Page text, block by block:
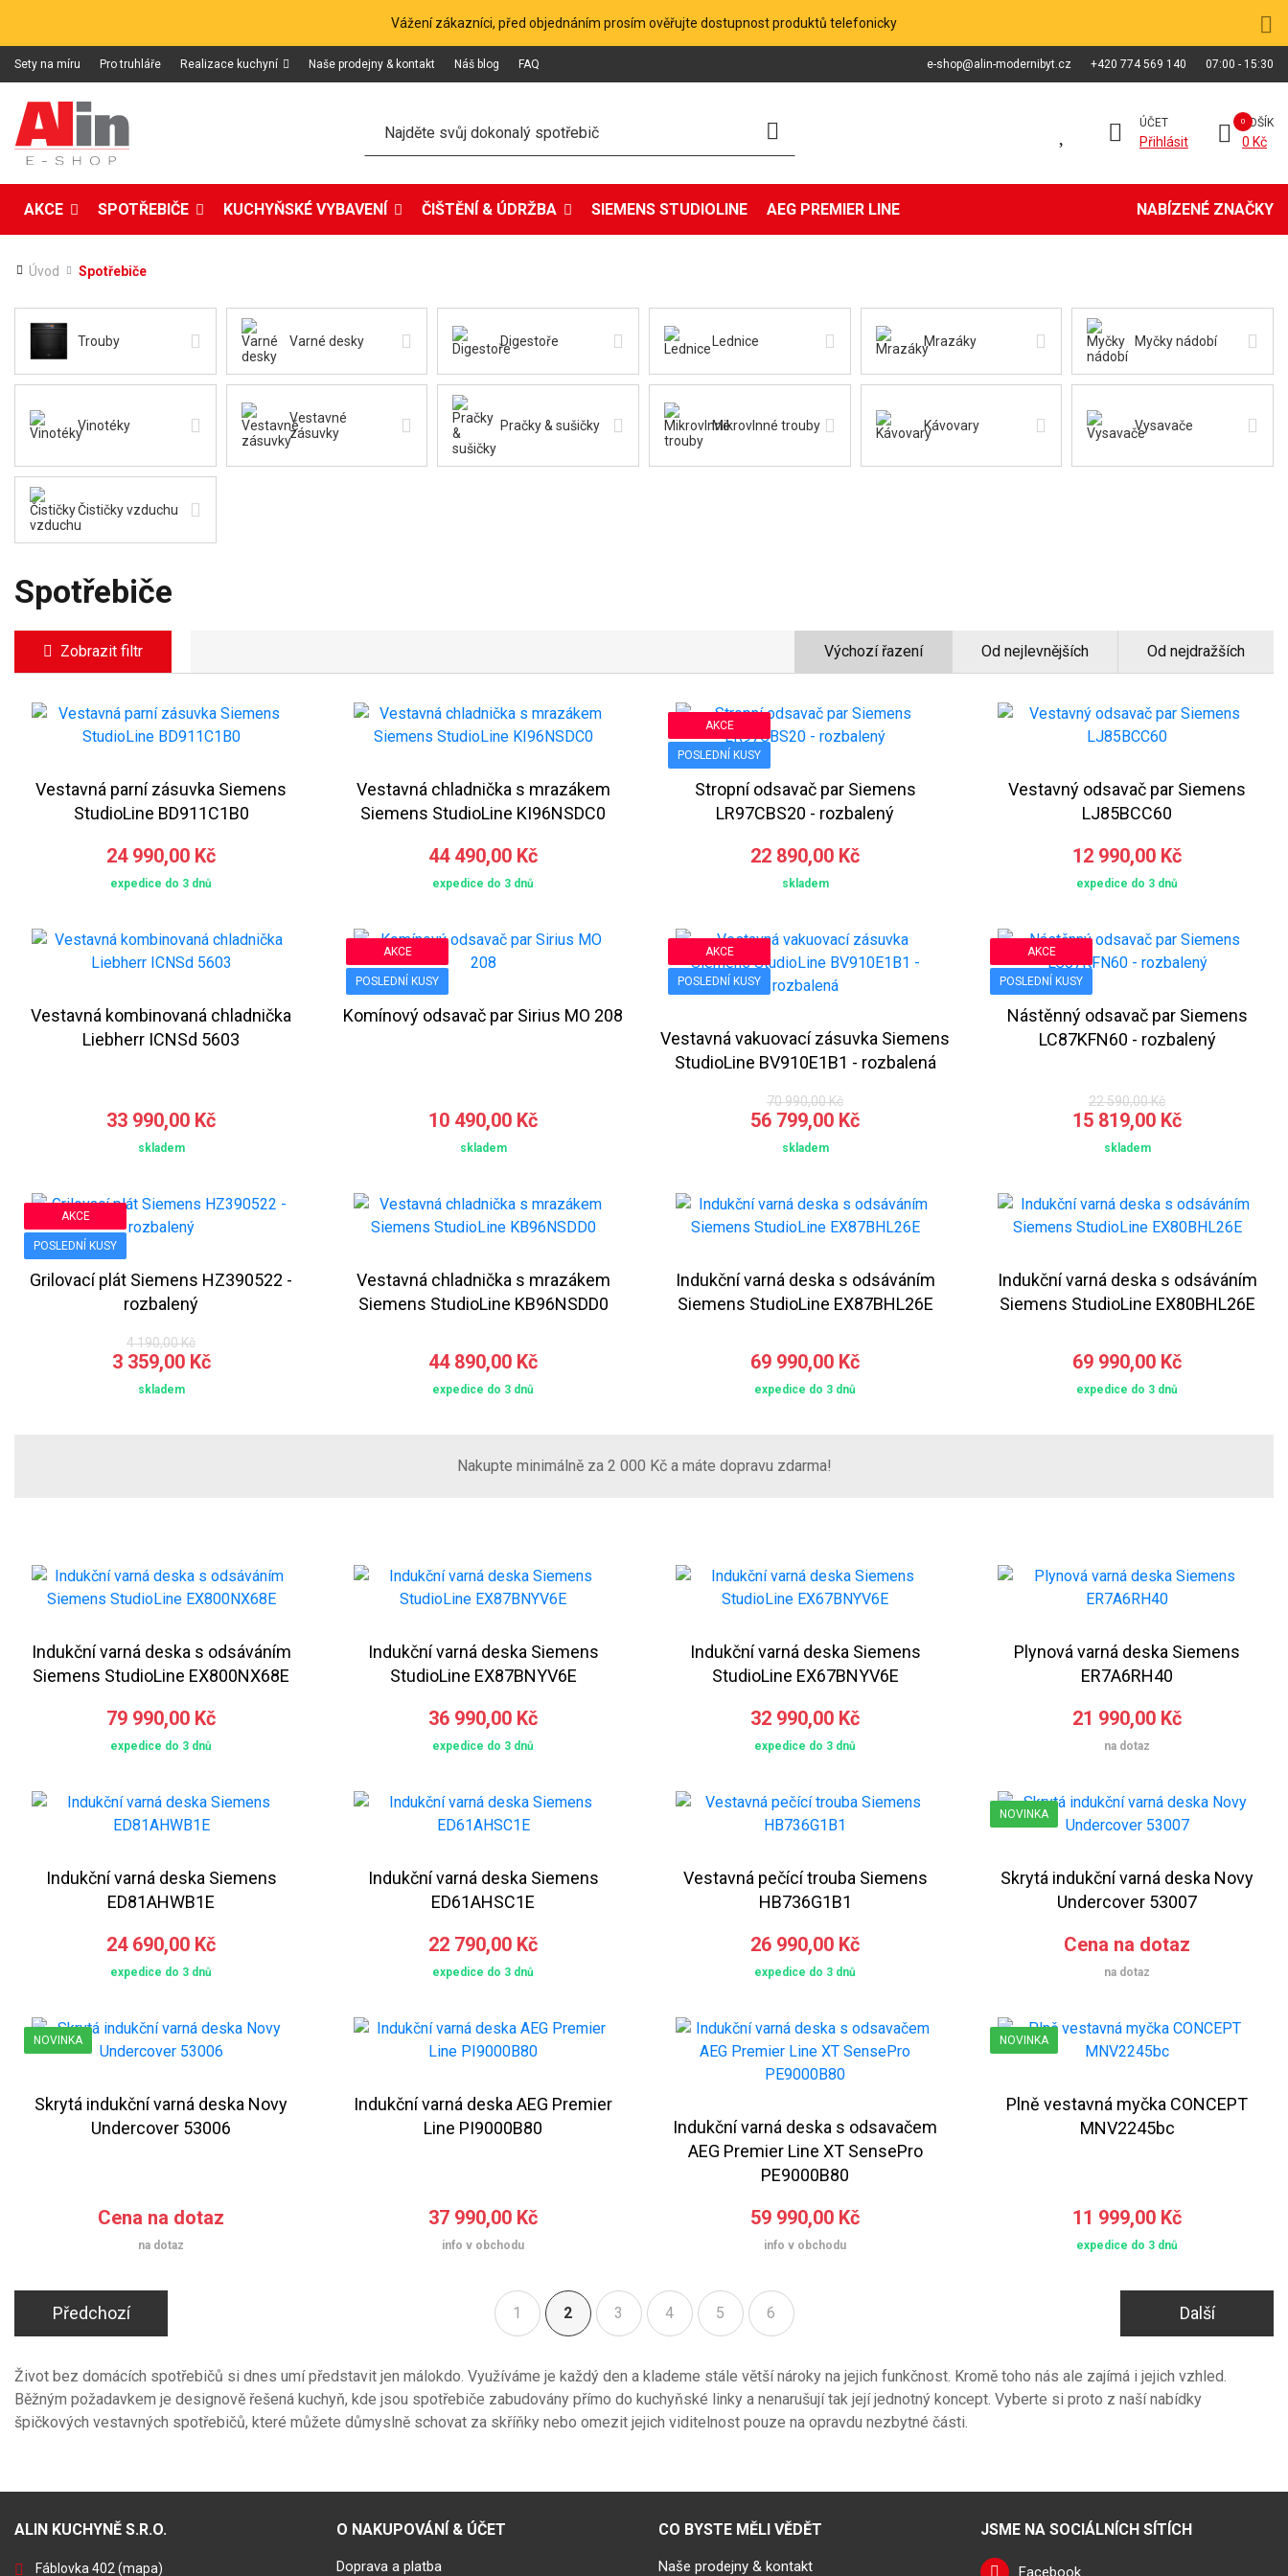
Vážení zákazníci, před objednáním prosím ověřujte dostupnost produktů telefonicky
Sety na míru Pro truhláře Realizace kuchyní Naše prodejny & kontakt Náš blog FAQ e-shop@alin-modernibyt.cz +420 774 569 140 07:00 - 15:30
ÚČET
Přihlásit
KOŠÍK
0 Kč
AKCE SPOTŘEBIČE KUCHYŇSKÉ VYBAVENÍ ČIŠTĚNÍ & ÚDRŽBA SIEMENS STUDIOLINE AEG PREMIER LINE NABÍZENÉ ZNAČKY
Úvod Spotřebiče
Trouby Varné desky Digestoře Lednice Mrazáky Myčky nádobí
Vinotéky
Vestavné
zásuvky
Pračky & sušičky Mikrovlnné trouby Kávovary Vysavače
Čističky vzduchu
Spotřebiče
Zobrazit filtr Výchozí řazení Od nejlevnějších Od nejdražších
Vestavná parní zásuvka Siemens
StudioLine BD911C1B0
24 990,00 Kč
expedice do 3 dnů
Vestavná chladnička s mrazákem
Siemens StudioLine KI96NSDC0
44 490,00 Kč
expedice do 3 dnů
AKCE
POSLEDNÍ KUSY
Stropní odsavač par Siemens
LR97CBS20 - rozbalený
22 890,00 Kč
skladem
Vestavný odsavač par Siemens
LJ85BCC60
12 990,00 Kč
expedice do 3 dnů
Vestavná kombinovaná chladnička
Liebherr ICNSd 5603
33 990,00 Kč
skladem
AKCE
POSLEDNÍ KUSY
Komínový odsavač par Sirius MO 208
10 490,00 Kč
skladem
AKCE
POSLEDNÍ KUSY
Vestavná vakuovací zásuvka Siemens
StudioLine BV910E1B1 - rozbalená
70 990,00 Kč
56 799,00 Kč
skladem
AKCE
POSLEDNÍ KUSY
Nástěnný odsavač par Siemens
LC87KFN60 - rozbalený
22 590,00 Kč
15 819,00 Kč
skladem
AKCE
POSLEDNÍ KUSY
Grilovací plát Siemens HZ390522 -
rozbalený
4 190,00 Kč
3 359,00 Kč
skladem
Vestavná chladnička s mrazákem
Siemens StudioLine KB96NSDD0
44 890,00 Kč
expedice do 3 dnů
Indukční varná deska s odsáváním
Siemens StudioLine EX87BHL26E
69 990,00 Kč
expedice do 3 dnů
Indukční varná deska s odsáváním
Siemens StudioLine EX80BHL26E
69 990,00 Kč
expedice do 3 dnů
Nakupte minimálně za 2 000 Kč a máte dopravu zdarma!
Indukční varná deska s odsáváním
Siemens StudioLine EX800NX68E
79 990,00 Kč
expedice do 3 dnů
Indukční varná deska Siemens
StudioLine EX87BNYV6E
36 990,00 Kč
expedice do 3 dnů
Indukční varná deska Siemens
StudioLine EX67BNYV6E
32 990,00 Kč
expedice do 3 dnů
Plynová varná deska Siemens
ER7A6RH40
21 990,00 Kč
na dotaz
Indukční varná deska Siemens
ED81AHWB1E
24 690,00 Kč
expedice do 3 dnů
Indukční varná deska Siemens
ED61AHSC1E
22 790,00 Kč
expedice do 3 dnů
Vestavná pečící trouba Siemens
HB736G1B1
26 990,00 Kč
expedice do 3 dnů
NOVINKA
Skrytá indukční varná deska Novy
Undercover 53007
Cena na dotaz
na dotaz
NOVINKA
Skrytá indukční varná deska Novy
Undercover 53006
Cena na dotaz
na dotaz
Indukční varná deska AEG Premier
Line PI9000B80
37 990,00 Kč
info v obchodu
Indukční varná deska s odsavačem
AEG Premier Line XT SensePro
PE9000B80
59 990,00 Kč
info v obchodu
NOVINKA
Plně vestavná myčka CONCEPT
MNV2245bc
11 999,00 Kč
expedice do 3 dnů
Předchozí 1 2(aktuální)
3 4 5 6 Další
Život bez domácích spotřebičů si dnes umí představit jen málokdo. Využíváme je každý den a klademe stále větší nároky na jejich funkčnost. Kromě toho nás ale zajímá i jejich vzhled.
Běžným požadavkem je designově řešená kuchyň, kde jsou spotřebiče zabudovány přímo do kuchyňské linky a nenarušují tak její jednotný koncept. Vyberte si proto z naší nabídky
špičkových vestavných spotřebičů, které můžete důmyslně schovat za skříňky nebo omezit jejich viditelnost pouze na opravdu nezbytné části.
ALIN KUCHYNĚ S.R.O.
Fáblovka 402 (mapa)
O NAKUPOVÁNÍ & ÚČET
Doprava a platba
CO BYSTE MĚLI VĚDĚT
Naše prodejny & kontakt
JSME NA SOCIÁLNÍCH SÍTÍCH
Facebook